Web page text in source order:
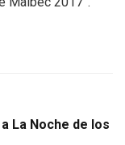
La Noche de los